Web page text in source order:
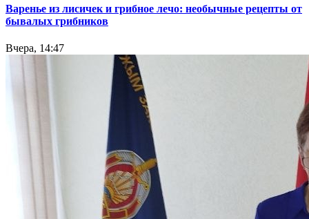
Варенье из лисичек и грибное лечо: необычные рецепты от
бывалых грибников
Вчера, 14:47